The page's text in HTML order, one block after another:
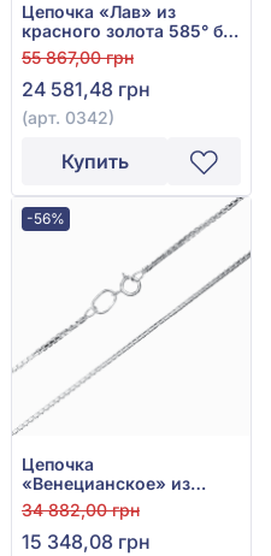
Цепочка «Лав» из
красного золота 585° без
вставки, арт. 0342
55 867,00 грн
24 581,48 грн
(арт. 0342)
Купить
-56%
Цепочка
«Венецианское» из
белого золота 585° без
вставки, арт. 1000008б
34 882,00 грн
15 348,08 грн